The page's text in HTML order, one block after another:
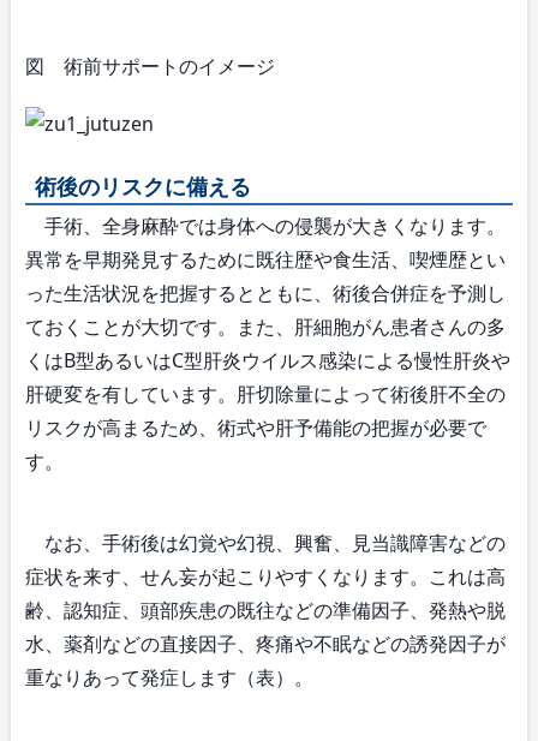
図 術前サポートのイメージ
術後のリスクに備える
手術、全身麻酔では身体への侵襲が大きくなります。
異常を早期発見するために既往歴や食生活、喫煙歴とい
った生活状況を把握するとともに、術後合併症を予測し
ておくことが大切です。また、肝細胞がん患者さんの多
くはB型あるいはC型肝炎ウイルス感染による慢性肝炎や
肝硬変を有しています。肝切除量によって術後肝不全の
リスクが高まるため、術式や肝予備能の把握が必要で
す。
なお、手術後は幻覚や幻視、興奮、見当識障害などの
症状を来す、せん妄が起こりやすくなります。これは高
齢、認知症、頭部疾患の既往などの準備因子、発熱や脱
水、薬剤などの直接因子、疼痛や不眠などの誘発因子が
重なりあって発症します（表）。